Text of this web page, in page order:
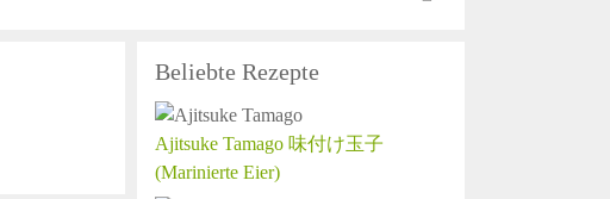
Beliebte Rezepte
Ajitsuke Tamago 味付け玉子
(Marinierte Eier)